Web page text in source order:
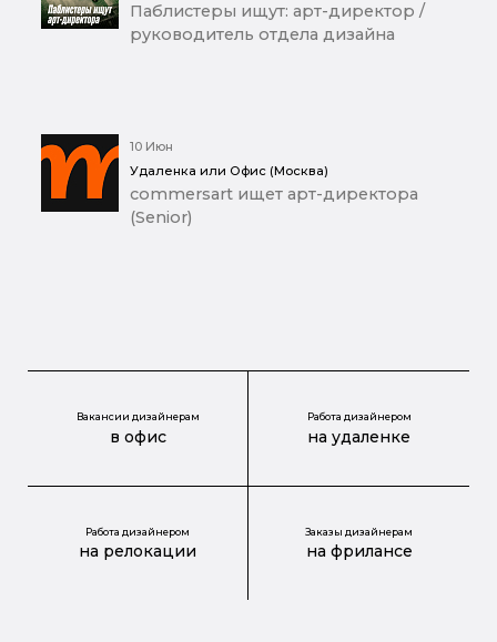
Паблистеры ищут: арт-директор /
руководитель отдела дизайна
10 Июн
Удаленка или Офис (Москва)
commersart ищет арт-директора
(Senior)
Вакансии дизайнерам
в офис
Работа дизайнером
на удаленке
Работа дизайнером
на релокации
Заказы дизайнерам
на фрилансе